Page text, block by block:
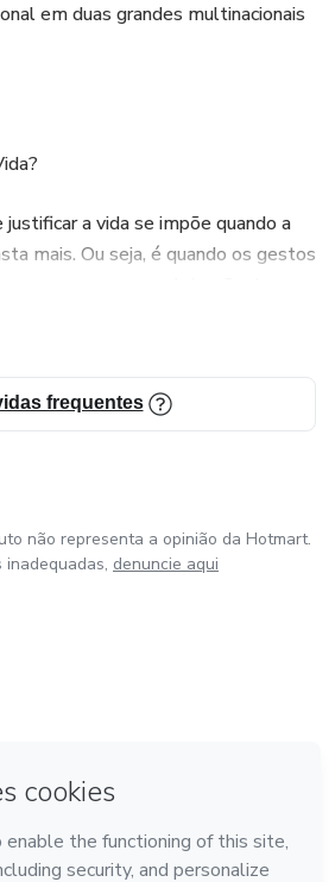
em duas grandes multinacionais
justificar a vida se impõe quando a
mais. Ou seja, é quando os gestos
outra coisa do que ela mesma."
frequentes
não representa a opinião da Hotmart.
inadequadas, denuncie aqui